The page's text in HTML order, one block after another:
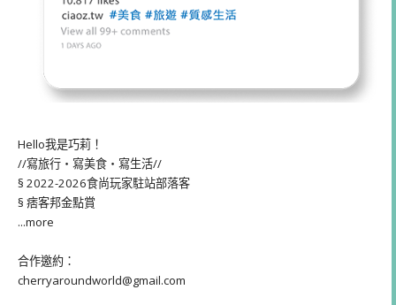
Hello我是巧莉！
//寫旅行・寫美食・寫生活//
§ 2022-2026食尚玩家駐站部落客
§ 痞客邦金點賞
...more
合作邀約：
cherryaroundworld@gmail.com